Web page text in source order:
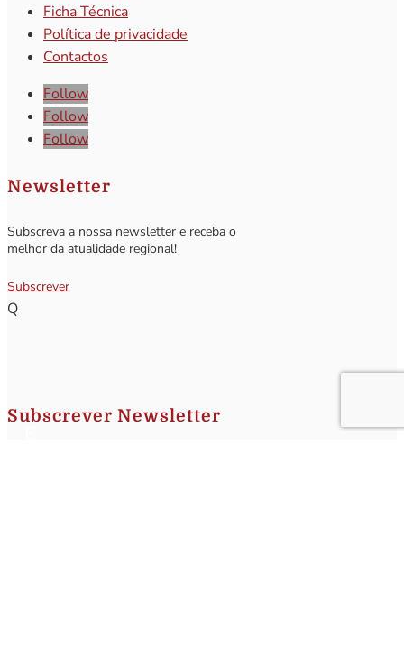
Ficha Técnica
Política de privacidade
Contactos
Follow
Follow
Follow
Newsletter
Subscreva a nossa newsletter e receba o
melhor da atualidade regional!
Subscrever
Q
Subscrever Newsletter